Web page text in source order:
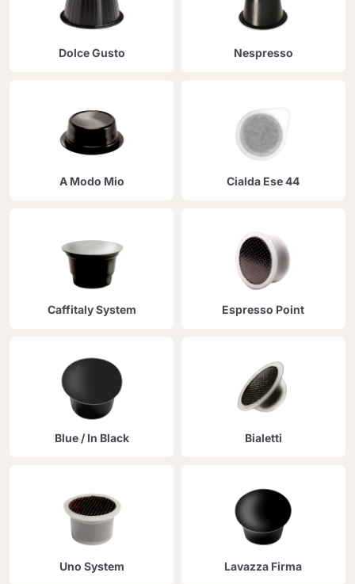
Caffitaly System
Nespresso
A Modo Mio Cialda Ese 44
Dolce Gusto
Espresso Point
Blue / In Black Bialetti
Uno System Lavazza Firma